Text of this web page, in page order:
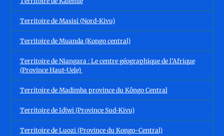
Territoire de Masisi (Nord-Kivu)
Territoire de Muanda (Kongo central)
Territoire de Niangara : Le centre géographique de l'Afrique
(Province Haut-Uele)
Territoire de Madimba province du Kôngo Central
Territoire de Idjwi (Province Sud-Kivu)
Territoire de Luozi (Province du Kongo-Central)